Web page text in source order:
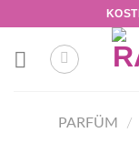
springen
PARFÜM /